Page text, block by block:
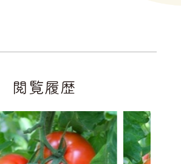
閲覧履歴